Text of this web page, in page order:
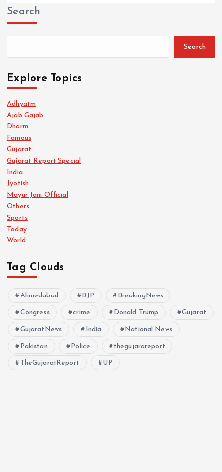
Search
Search
Explore Topics
Adhyatm
Ajab Gajab
Dharm
Famous
Gujarat
Gujarat Report Special
India
Jyotish
Mayur Jani Official
Others
Sports
Today
World
Tag Clouds
Ahmedabad BJP BreakingNews
Congress crime Donald Trump Gujarat
GujaratNews India National News
Pakistan Police thegujarareport
TheGujaratReport UP